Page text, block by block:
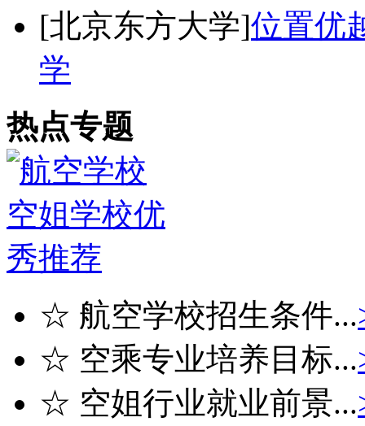
[北京东方大学]位置优
学
热点专题
☆ 航空学校招生条件...
☆ 空乘专业培养目标...
☆ 空姐行业就业前景...